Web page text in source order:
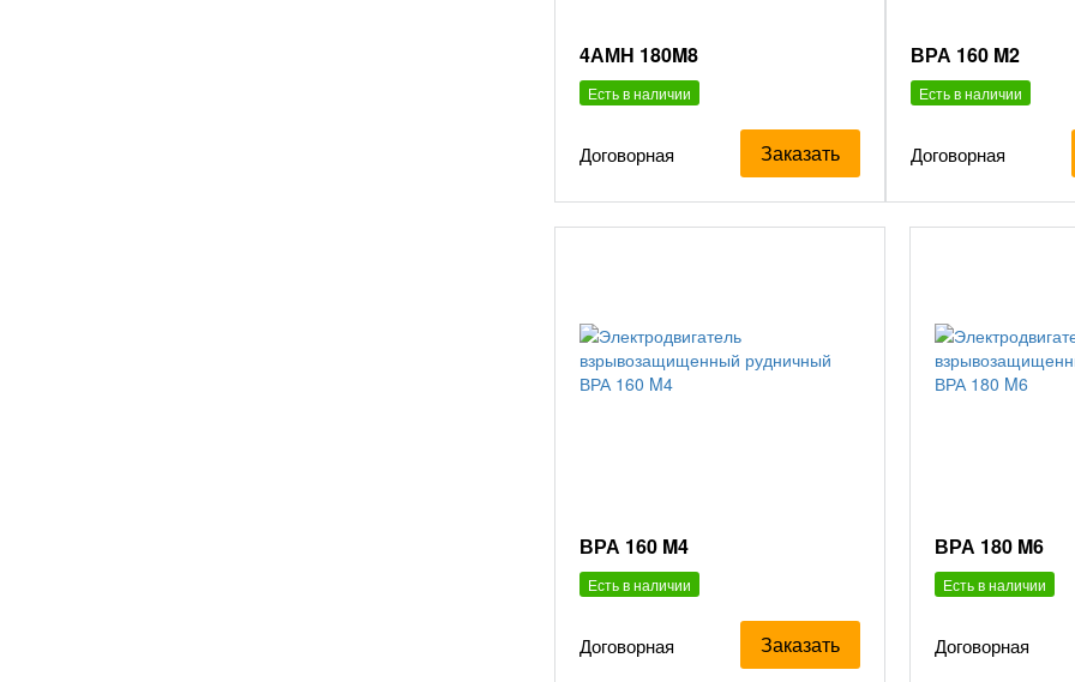
4АМН 180M8
Есть в наличии
Договорная Заказать
ВРА 160 M2
Есть в наличии
Договорная
ВРА 160 M4
Есть в наличии
Договорная Заказать
ВРА 180 M6
Есть в наличии
Договорная